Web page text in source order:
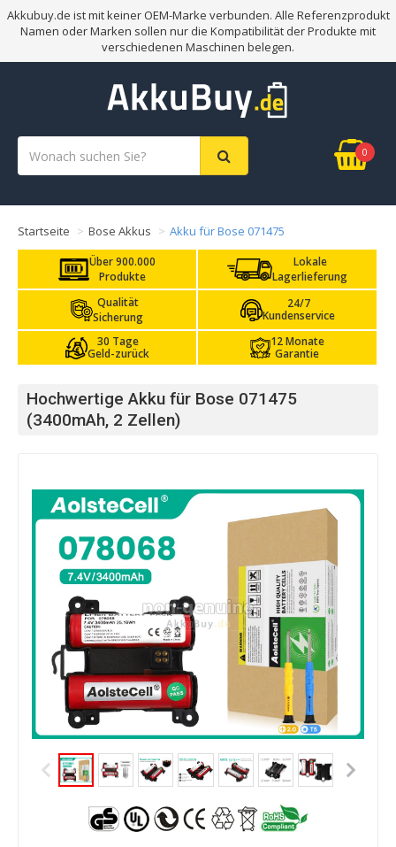
Akkubuy.de ist mit keiner OEM-Marke verbunden. Alle Referenzprodukt
Namen oder Marken sollen nur die Kompatibilität der Produkte mit
verschiedenen Maschinen belegen.
0
Startseite Bose Akkus Akku für Bose 071475
Über 900.000
Produkte
Lokale
Lagerlieferung
Qualität
Sicherung
24/7
Kundenservice
30 Tage
Geld-zurück
12 Monate
Garantie
Hochwertige Akku für Bose 071475
(3400mAh, 2 Zellen)